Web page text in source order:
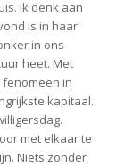
Ik denk aan
is in haar
in ons
heet. Met
fenomeen in
kapitaal.
met elkaar te
Niets zonder